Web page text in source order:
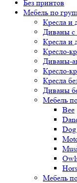
Без принтов
Мебель по
Кресла и
Диваны с
Кресла и
Кресло-
Диваны-
Кресло-
Кресла
Диваны
Мебель
Bee
Мебель